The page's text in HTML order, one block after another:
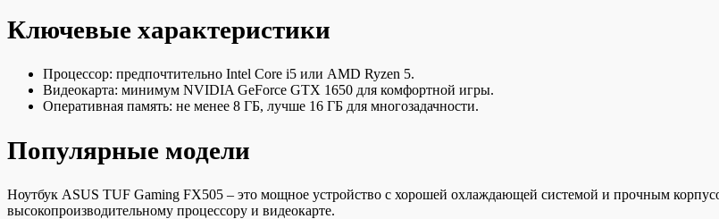
Ключевые характеристики
Процессор: предпочтительно Intel Core i5 или AMD Ryzen 5.
Видеокарта: минимум NVIDIA GeForce GTX 1650 для комфортной игры.
Оперативная память: не менее 8 ГБ, лучше 16 ГБ для многозадачности.
Популярные модели
Ноутбук ASUS TUF Gaming FX505 – это мощное устройство с хорошей охлаждающей системой и прочным
высокопроизводительному процессору и видеокарте.